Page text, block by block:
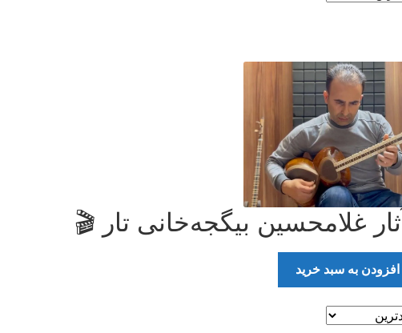
غلامحسین بیگجه‌خانی تار 🎬
افزودن به سبد خرید